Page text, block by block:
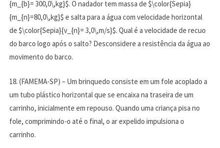
{m_{b}= 300,0\,kg}$. O nadador tem massa de $\color{Sepia}
{m_{n}=80,0\,kg}$ e salta para a água com velocidade horizontal
de $\color{Sepia}{v_{n}= 3,0\,m/s}$. Qual é a velocidade de recuo
do barco logo após o salto? Desconsidere a resistência da água ao
movimento do barco.
18. (FAMEMA-SP) – Um brinquedo consiste em um fole acoplado a
um tubo plástico horizontal que se encaixa na traseira de um
carrinho, inicialmente em repouso. Quando uma criança pisa no
fole, comprimindo-o até o final, o ar expelido impulsiona o
carrinho.